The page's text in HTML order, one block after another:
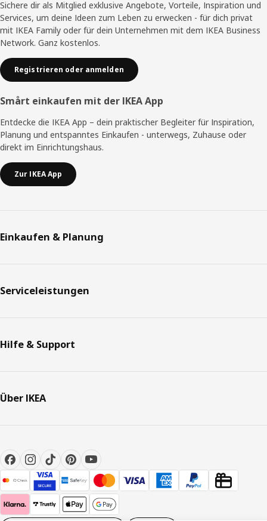
Sichere dir als Mitglied exklusive Angebote, Vorteile, Inspiration und
Services, um deine Ideen zum Leben zu erwecken - für dich privat
mit IKEA Family oder für dein Unternehmen mit dem IKEA Business
Network. Ganz kostenlos.
Registrieren oder anmelden
Smårt einkaufen mit der IKEA App
Entdecke die IKEA App – dein praktischer Begleiter für Inspiration,
Planung und entspanntes Einkaufen - unterwegs, Zuhause oder
direkt im Einrichtungshaus.
Zur IKEA App
Einkaufen & Planung
Serviceleistungen
Hilfe & Support
Über IKEA